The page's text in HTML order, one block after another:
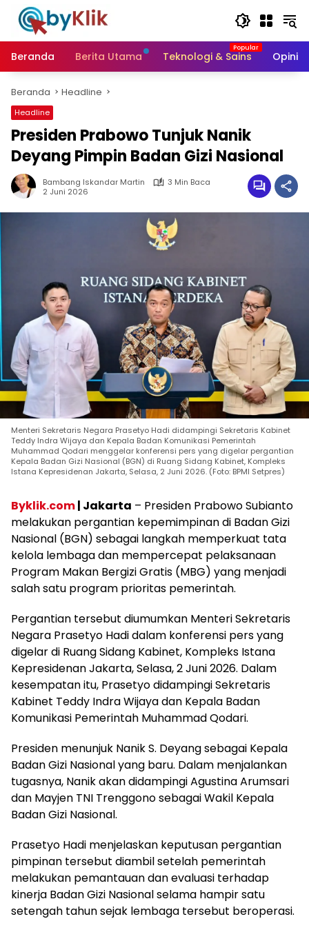
Langsung
konten
Beranda
Berita Utama Teknologi & Sains Opini
Beranda Headline
Headline
Presiden Prabowo Tunjuk Nanik
Deyang Pimpin Badan Gizi Nasional
Bambang Iskandar Martin
3 Min Baca
2 Juni 2026
Menteri Sekretaris Negara Prasetyo Hadi didampingi Sekretaris Kabinet
Teddy Indra Wijaya dan Kepala Badan Komunikasi Pemerintah
Muhammad Qodari menggelar konferensi pers yang digelar pergantian
Kepala Badan Gizi Nasional (BGN) di Ruang Sidang Kabinet, Kompleks
Istana Kepresidenan Jakarta, Selasa, 2 Juni 2026. (Foto: BPMI Setpres)
Byklik.com| Jakarta – Presiden Prabowo Subianto
melakukan pergantian kepemimpinan di Badan Gizi
Nasional (BGN) sebagai langkah memperkuat tata
kelola lembaga dan mempercepat pelaksanaan
Program Makan Bergizi Gratis (MBG) yang menjadi
salah satu program prioritas pemerintah.
Pergantian tersebut diumumkan Menteri Sekretaris
Negara Prasetyo Hadi dalam konferensi pers yang
digelar di Ruang Sidang Kabinet, Kompleks Istana
Kepresidenan Jakarta, Selasa, 2 Juni 2026. Dalam
kesempatan itu, Prasetyo didampingi Sekretaris
Kabinet Teddy Indra Wijaya dan Kepala Badan
Komunikasi Pemerintah Muhammad Qodari.
Presiden menunjuk Nanik S. Deyang sebagai Kepala
Badan Gizi Nasional yang baru. Dalam menjalankan
tugasnya, Nanik akan didampingi Agustina Arumsari
dan Mayjen TNI Trenggono sebagai Wakil Kepala
Badan Gizi Nasional.
Prasetyo Hadi menjelaskan keputusan pergantian
pimpinan tersebut diambil setelah pemerintah
melakukan pemantauan dan evaluasi terhadap
kinerja Badan Gizi Nasional selama hampir satu
setengah tahun sejak lembaga tersebut beroperasi.